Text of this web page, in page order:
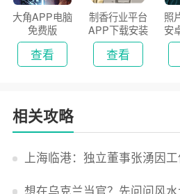
大角APP电脑
免费版
查看
制香行业平台
APP下载安装
2026
查看
照
安
相关攻略
上海临港：独立董事张湧因
想在乌克兰当官？先问问风